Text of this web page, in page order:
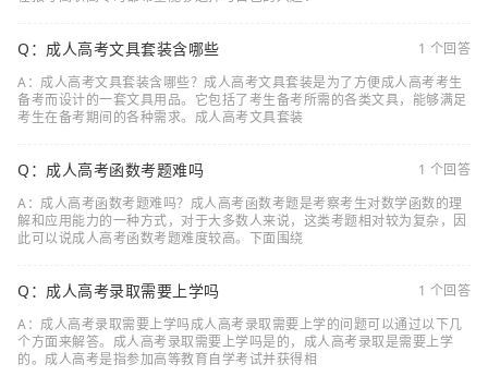
Q：成人高考文具套装含哪些
1 个回答
A：成人高考文具套装含哪些？成人高考文具套装是为了方便成人高考考生
备考而设计的一套文具用品。它包括了考生备考所需的各类文具，能够满足
考生在备考期间的各种需求。成人高考文具套装
Q：成人高考函数考题难吗
1 个回答
A：成人高考函数考题难吗？成人高考函数考题是考察考生对数学函数的理
解和应用能力的一种方式，对于大多数人来说，这类考题相对较为复杂，因
此可以说成人高考函数考题难度较高。下面围绕
Q：成人高考录取需要上学吗
1 个回答
A：成人高考录取需要上学吗成人高考录取需要上学的问题可以通过以下几
个方面来解答。成人高考录取需要上学吗是的，成人高考录取是需要上学
的。成人高考是指参加高等教育自学考试并获得相